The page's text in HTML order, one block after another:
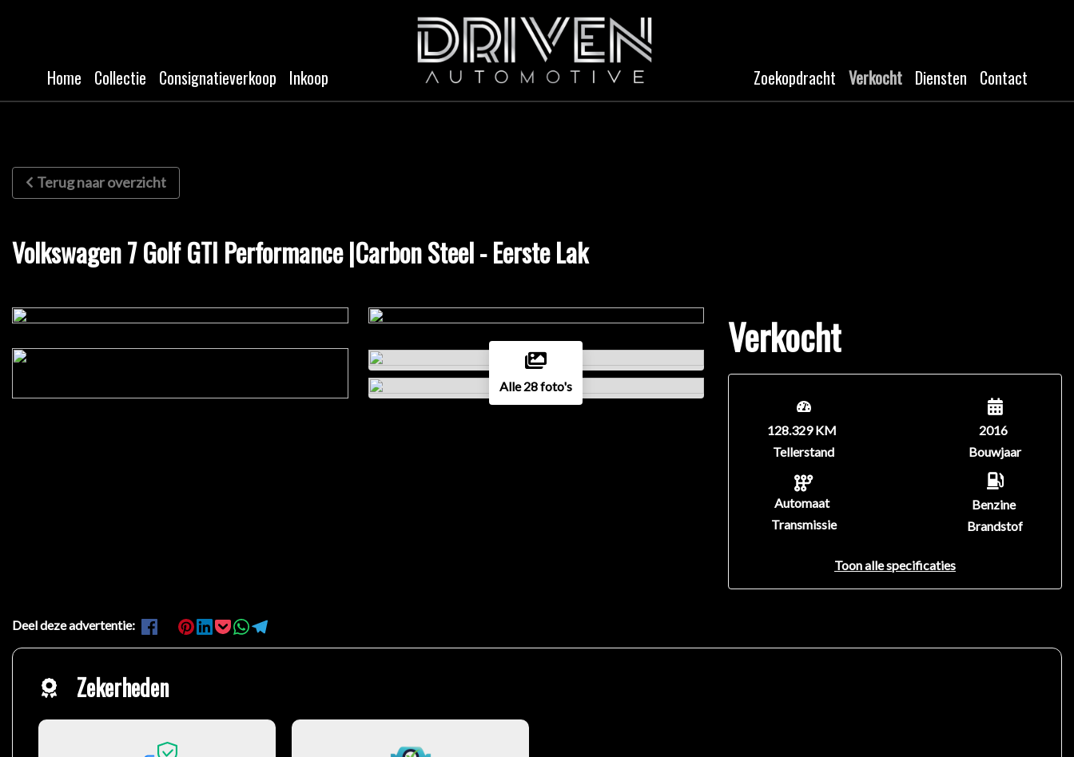
Home Collectie Consignatieverkoop Inkoop Zoekopdracht Verkocht Diensten Contact
Terug naar overzicht
Volkswagen 7 Golf GTI Performance |Carbon Steel - Eerste Lak
Alle 28 foto's
Verkocht
128.329 KM
Tellerstand
Automaat
Transmissie
2016
Bouwjaar
Benzine
Brandstof
Toon alle specificaties
Deel deze advertentie:
Zekerheden